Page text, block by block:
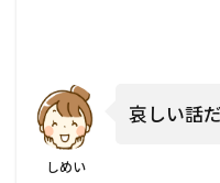
しめい
哀しい話